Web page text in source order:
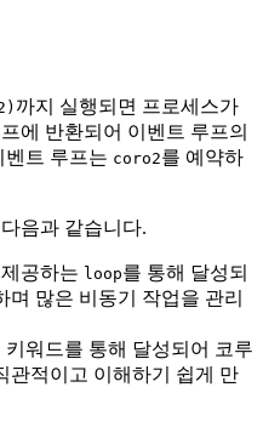
까지 실행되면 프로세스가
에 반환되어 이벤트 루프의
벤트 루프는 coro2를 예약하
음과 같습니다.
공하는 loop를 통해 달성되
많은 비동기 작업을 관리
키워드를 통해 달성되어 코루
관적이고 이해하기 쉽게 만